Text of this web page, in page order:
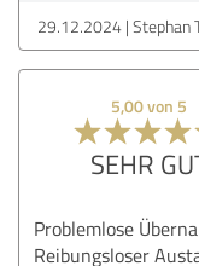
29.12.2024 Stephan
5,00 von 5
SEHR
Problemlose
Reibungsloser